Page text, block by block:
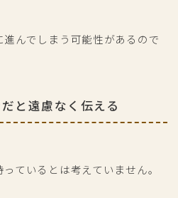
んでしまう可能性があるので
と遠慮なく伝える
ているとは考えていません。